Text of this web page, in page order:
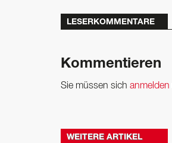
LESERKOMMENTARE
Kommentieren
Sie müssen sich anmelden
WEITERE ARTIKEL